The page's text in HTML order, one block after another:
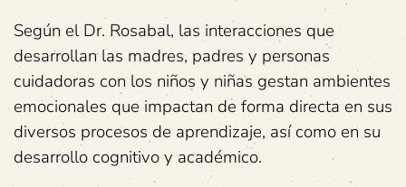
Según el Dr. Rosabal, las interacciones que
desarrollan las madres, padres y personas
cuidadoras con los niños y niñas gestan ambientes
emocionales que impactan de forma directa en sus
diversos procesos de aprendizaje, así como en su
desarrollo cognitivo y académico.